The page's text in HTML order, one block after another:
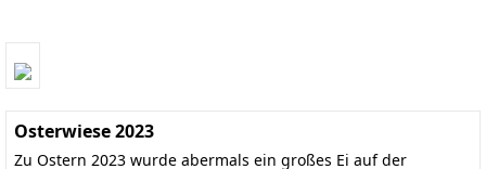
Osterwiese 2023
Zu Ostern 2023 wurde abermals ein großes Ei auf der